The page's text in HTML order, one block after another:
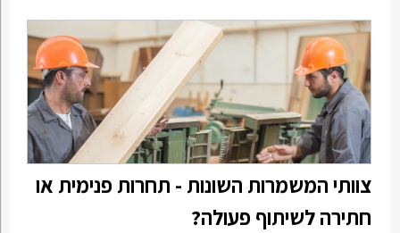
צוותי המשמרות השונות - תחרות פנימית או
חתירה לשיתוף פעולה?